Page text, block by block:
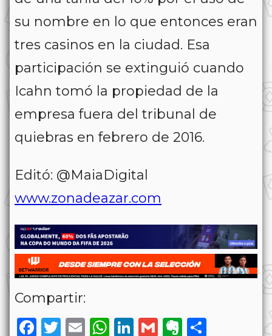
su nombre en lo que entonces eran
tres casinos en la ciudad. Esa
participación se extinguió cuando
Icahn tomó la propiedad de la
empresa fuera del tribunal de
quiebras en febrero de 2016.
Editó: @MaiaDigital
www.zonadeazar.com
Compartir:
Facebook
Twitter
EmailWhatsApp
LinkedIn
GmailEvernote